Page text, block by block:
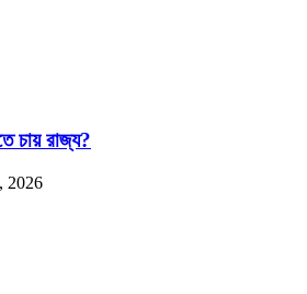
চায় রাজ্য?
2026